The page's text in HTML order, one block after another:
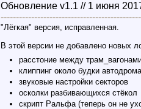
Обновление v1.1 // 1 июня
"Лёгкая" версия, исправленная.
В этой версии не добавлено новых
расстоние между
клиппинг около будки автодрома
звуковые настройки секторов
осколки разбивающихся стёкол
скрипт Ральфа (теперь он не